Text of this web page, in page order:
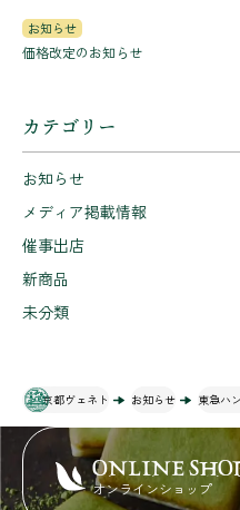
お知らせ
価格改定のお知らせ
カテゴリー
お知らせ
メディア掲載情報
催事出店
新商品
未分類
京都ヴェネト お知らせ 東急ハ
ONLINE
オンラインショップ